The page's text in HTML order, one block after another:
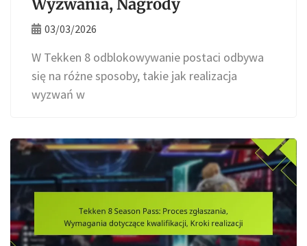
Wyzwania, Nagrody
03/03/2026
W Tekken 8 odblokowywanie postaci odbywa
się na różne sposoby, takie jak realizacja
wyzwań w